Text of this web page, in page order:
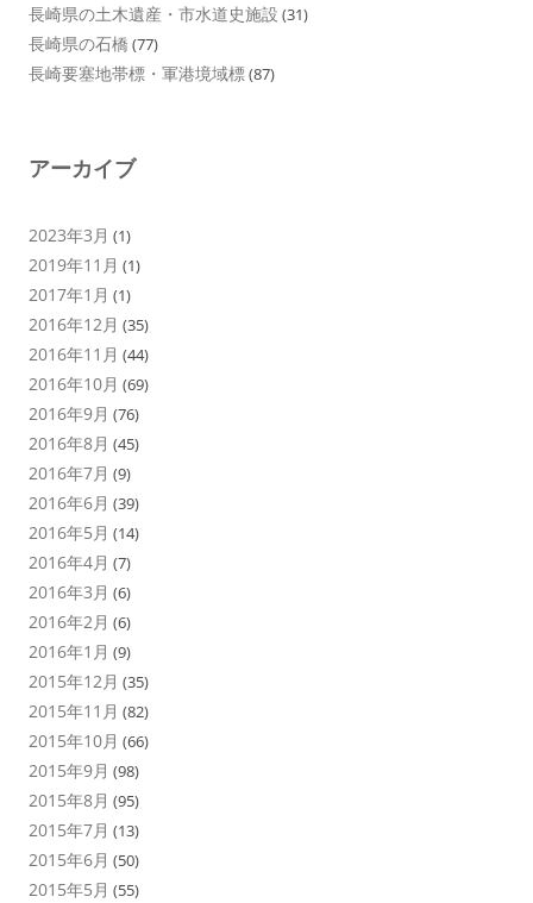
長崎県の土木遺産・市水道史施設 (31)
長崎県の石橋 (77)
長崎要塞地帯標・軍港境域標(87)
アーカイブ
2023年3月 (1)
2019年11月 (1)
2017年1月 (1)
2016年12月 (35)
2016年11月 (44)
2016年10月 (69)
2016年9月 (76)
2016年8月 (45)
2016年7月 (9)
2016年6月 (39)
2016年5月 (14)
2016年4月 (7)
2016年3月 (6)
2016年2月 (6)
2016年1月 (9)
2015年12月 (35)
2015年11月 (82)
2015年10月 (66)
2015年9月 (98)
2015年8月 (95)
2015年7月 (13)
2015年6月 (50)
2015年5月 (55)